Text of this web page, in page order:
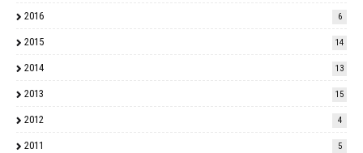
2016 6
2015 14
2014 13
2013 15
2012 4
2011 5